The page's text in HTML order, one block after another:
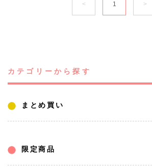
カテゴリーから探す
まとめ買い
限定商品
1